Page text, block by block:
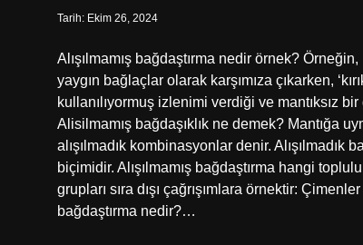
Tarih: Ekim 26, 2024
Alışılmamış bağdaştırma nedir örnek? Örneğin,
yaygın bağlaçlar olarak karşımıza çıkarken,
kullanılıyormuş izlenimi verdiği ve mantıksız
Alisilmamış bağdaşıklık ne demek? Mantığa
alışılmadık kombinasyonlar denir.
biçimidir. Alışılmamış bağdaştırma hangi
grupları sıra dışı çağrışımlara örnektir:
bağdaştırma nedir?…